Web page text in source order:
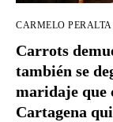
CARMELO PERALTA
Carrots
también se
maridaje que
Cartagena